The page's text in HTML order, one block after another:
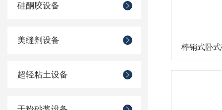
硅酮胶设备
美缝剂设备
超轻粘土设备
棒销式卧